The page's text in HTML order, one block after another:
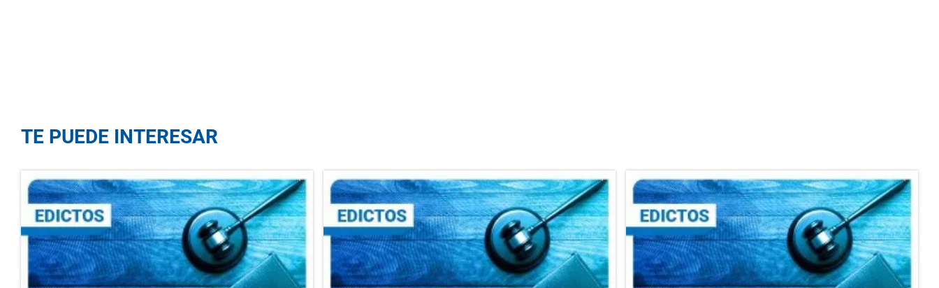
TE PUEDE INTERESAR